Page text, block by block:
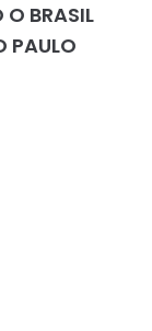
BRASIL
PAULO